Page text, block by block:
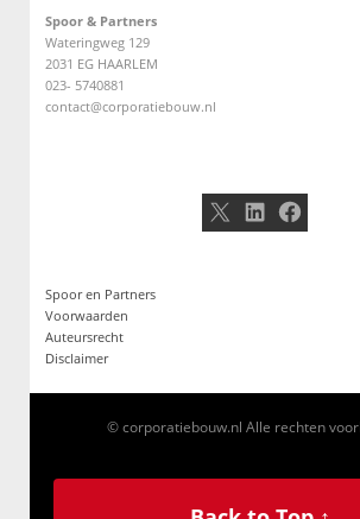
Spoor & Partners
Wateringweg 129
2031 EG HAARLEM
023- 5740881
contact@corporatiebouw.nl
X LinkedIn
Spoor en Partners
Voorwaarden
Auteursrecht
Disclaimer
© corporatiebouw.nl Alle rechten